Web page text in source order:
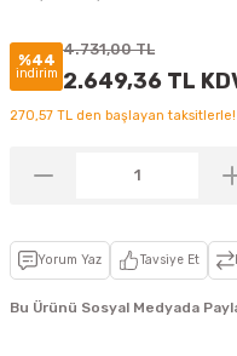
%44
indirim
4.731,00 TL
2.649,36 TL
270,57 TL den başlayan taksitlerle!
Yorum Yaz Tavsiye Et
Bu Ürünü Sosyal Medyada